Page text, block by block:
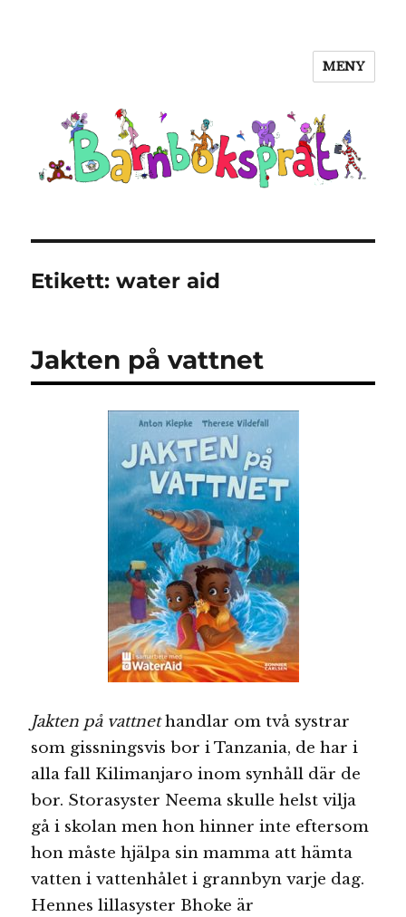
MENY
Etikett:water aid
Jakten på vattnet
Jakten på vattnethandlar om två systrar
som gissningsvis bor i Tanzania, de har i
alla fall Kilimanjaro inom synhåll där de
bor. Storasyster Neema skulle helst vilja
gå i skolan men hon hinner inte eftersom
hon måste hjälpa sin mamma att hämta
vatten i vattenhålet i grannbyn varje dag.
Hennes lillasyster Bhoke är